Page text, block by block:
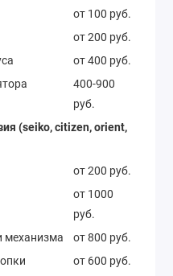
от 100 руб.
от 200 руб.
от 400 руб.
400-900
руб.
(seiko, citizen, orient,
от 200 руб.
от 1000
руб.
механизма
от 800 руб.
от 600 руб.